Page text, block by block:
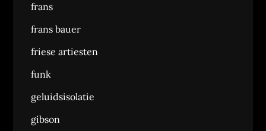
frans
frans bauer
friese artiesten
funk
geluidsisolatie
gibson